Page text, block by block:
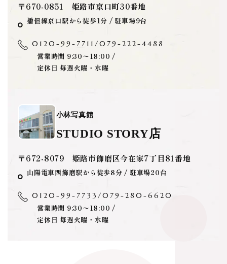
〒670-0851 姫路市京口町30番地
播但線京口駅から徒歩1分 / 駐車場9台
0120-99-7711 /079-222-4488
営業時間 9:30〜18:00 /
定休日 毎週火曜・水曜
小林写真館
STUDIO STORY店
〒672-8079 姫路市飾磨区今在家7丁目81番地
山陽電車西飾磨駅から徒歩8分 / 駐車場20台
0120-99-7733 /079-280-6620
営業時間 9:30〜18:00 /
定休日 毎週火曜・水曜